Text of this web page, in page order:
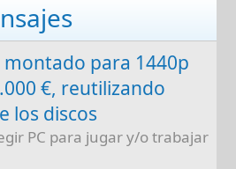
montado para 1440p
€, reutilizando
los discos
PC para jugar y/o trabajar